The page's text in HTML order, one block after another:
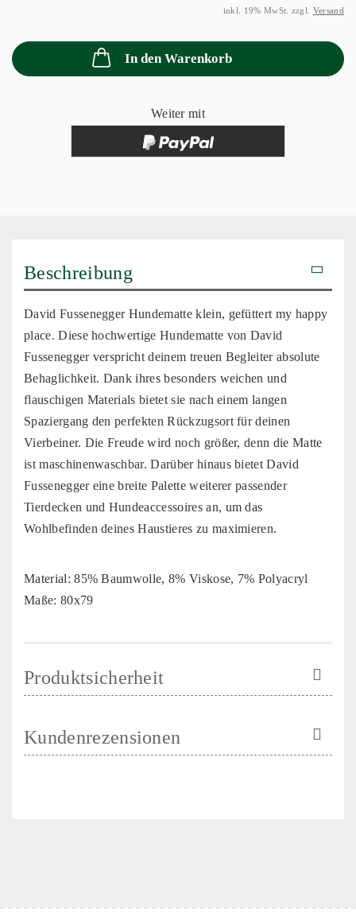
inkl. 19% MwSt. zzgl. Versand
In den Warenkorb
Weiter mit
Beschreibung
David Fussenegger Hundematte klein, gefüttert my happy
place. Diese hochwertige Hundematte von David
Fussenegger verspricht deinem treuen Begleiter absolute
Behaglichkeit. Dank ihres besonders weichen und
flauschigen Materials bietet sie nach einem langen
Spaziergang den perfekten Rückzugsort für deinen
Vierbeiner. Die Freude wird noch größer, denn die Matte
ist maschinenwaschbar. Darüber hinaus bietet David
Fussenegger eine breite Palette weiterer passender
Tierdecken und Hundeaccessoires an, um das
Wohlbefinden deines Haustieres zu maximieren.
Material: 85% Baumwolle, 8% Viskose, 7% Polyacryl
Maße: 80x79
Produktsicherheit
Kundenrezensionen